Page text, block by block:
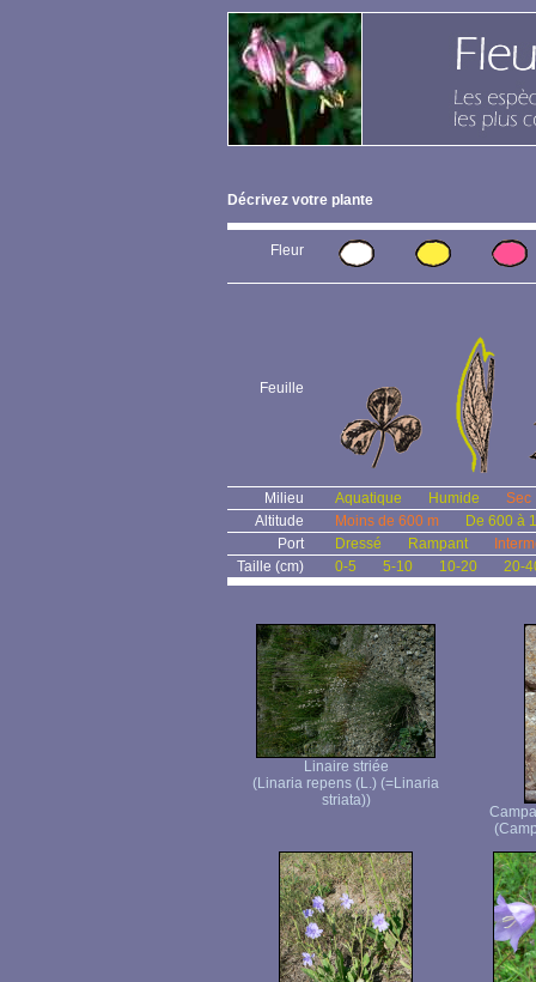
Décrivez votre plante
Fleur
Feuille
Milieu Aquatique Humide
Sec
Altitude
Moins de 600 m
De 600 à
Port
Dressé Rampant
Taille (cm)
0-5 5-10 10-20 20-
Linaire striée
(Linaria repens (L.) (=Linaria
striata))